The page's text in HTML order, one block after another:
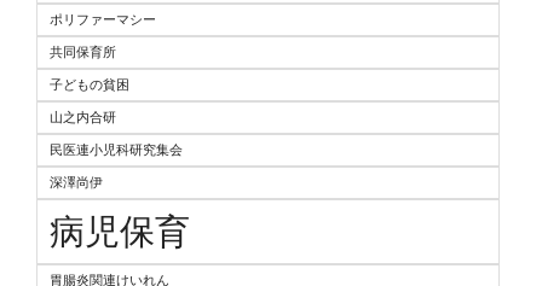
ポリファーマシー
共同保育所
子どもの貧困
山之内合研
民医連小児科研究集会
深澤尚伊
病児保育
胃腸炎関連けいれん